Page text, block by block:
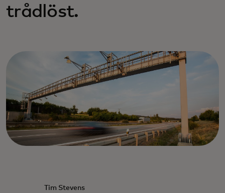
trådlöst.
Tim Stevens